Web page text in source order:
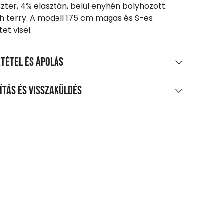
4% elasztán, belül enyhén bolyhozott
terry. A modell 175 cm magas és S-es
visel.
és ápolás
és visszaküldés